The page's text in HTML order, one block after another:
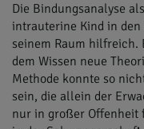
Die Bindungsanalyse
intrauterine Kind in
seinem Raum hilfreich.
dem Wissen neue
Methode konnte so
sein, die allein der
nur in großer Offenheit